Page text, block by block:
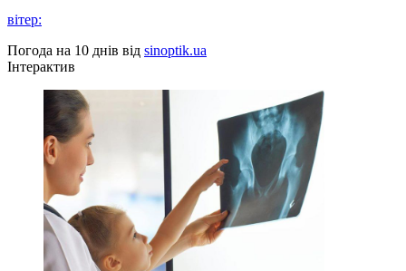
вітер:
Погода на 10 днів від sinoptik.ua
Інтерактив